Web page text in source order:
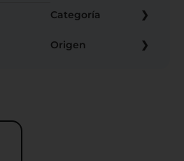
Categoría
Origen